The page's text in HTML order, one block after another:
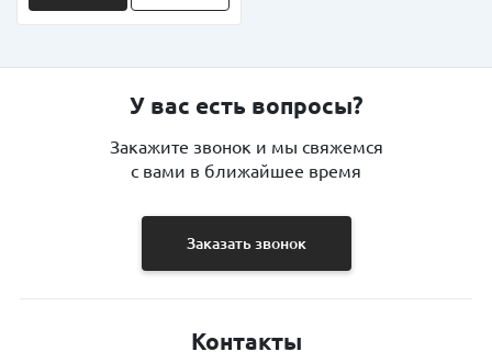
У вас есть вопросы?
Закажите звонок и мы свяжемся
с вами в ближайшее время
Заказать звонок
Контакты